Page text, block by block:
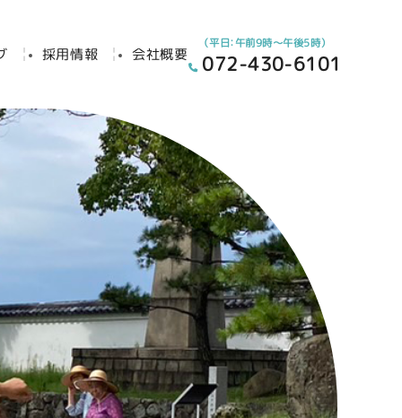
採用情報 会社概要
（平日：午前9時～午後5時）
072-430-6101